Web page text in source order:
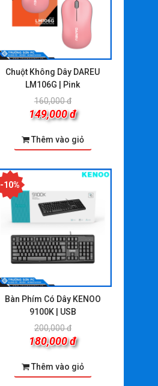
Chuột Không Dây DAREU
LM106G | Pink
160,000 đ
149,000 đ
Thêm vào giỏ
-10%
Bàn Phím Có Dây KENOO
9100K | USB
200,000 đ
180,000 đ
Thêm vào giỏ